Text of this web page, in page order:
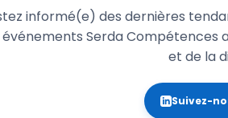
informé(e) des dernières
Serda Compétences
et de la
Suivez-